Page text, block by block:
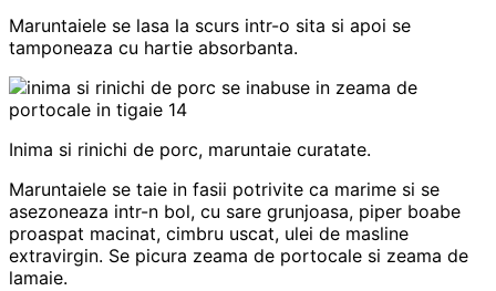
Maruntaiele se lasa la scurs intr-o sita si apoi se
tamponeaza cu hartie absorbanta.
Inima si rinichi de porc, maruntaie curatate.
Maruntaiele se taie in fasii potrivite ca marime si se
asezoneaza intr-n bol, cu sare grunjoasa, piper boabe
proaspat macinat, cimbru uscat, ulei de masline
extravirgin. Se picura zeama de portocale si zeama de
lamaie.